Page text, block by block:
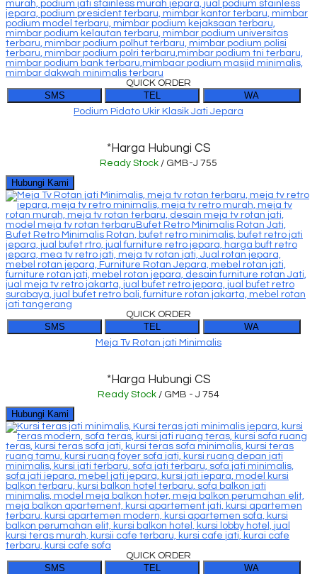
QUICK ORDER
SMS TEL WA
Podium Pidato Ukir Klasik Jati Jepara
*Harga Hubungi CS
Ready Stock / GMB-J 755
Hubungi Kami
QUICK ORDER
SMS TEL WA
Meja Tv Rotan jati Minimalis
*Harga Hubungi CS
Ready Stock / GMB - J 754
Hubungi Kami
QUICK ORDER
SMS TEL WA